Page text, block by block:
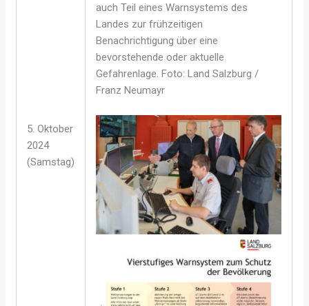
5. Oktober
2024
(Samstag)
auch Teil eines Warnsystems des
Landes zur frühzeitigen
Benachrichtigung über eine
bevorstehende oder aktuelle
Gefahrenlage. Foto: Land Salzburg /
Franz Neumayr